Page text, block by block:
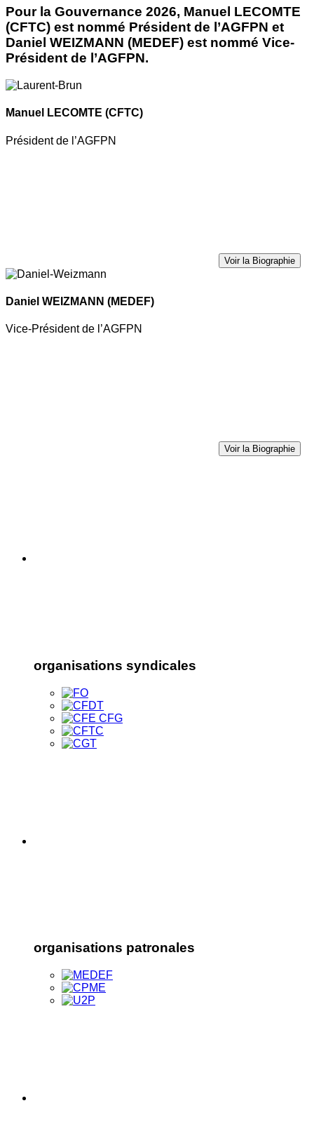
Pour la Gouvernance 2026, Manuel LECOMTE
(CFTC) est nommé Président de l’AGFPN et
Daniel WEIZMANN (MEDEF) est nommé Vice-
Président de l’AGFPN.
Manuel LECOMTE (CFTC)
Président de l’AGFPN
Voir la Biographie
Daniel WEIZMANN (MEDEF)
Vice-Président de l’AGFPN
Voir la Biographie
organisations syndicales
organisations patronales